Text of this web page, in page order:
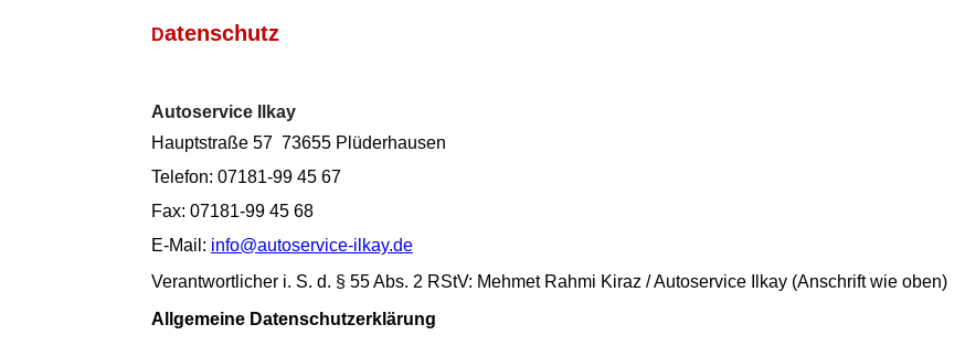
Datenschutz
Autoservice Ilkay
Hauptstraße 57 73655 Plüderhausen
Telefon: 07181-99 45 67
Fax: 07181-99 45 68
E-Mail: info@autoservice-ilkay.de
Verantwortlicher i. S. d. § 55 Abs. 2 RStV: Mehmet Rahmi Kiraz / Autoservice Ilkay (Anschrift wie oben)
Allgemeine Datenschutzerklärung